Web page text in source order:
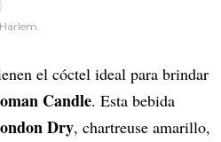
el cóctel ideal para brindar
Candle. Esta bebida
Dry, chartreuse amarillo,